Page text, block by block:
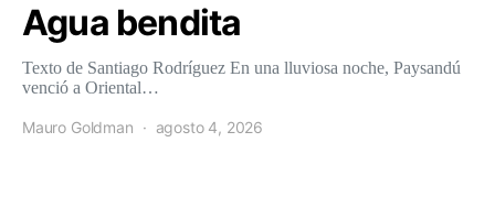
Agua bendita
Texto de Santiago Rodríguez En una lluviosa noche, Paysandú
venció a Oriental…
Mauro Goldman agosto 4, 2026